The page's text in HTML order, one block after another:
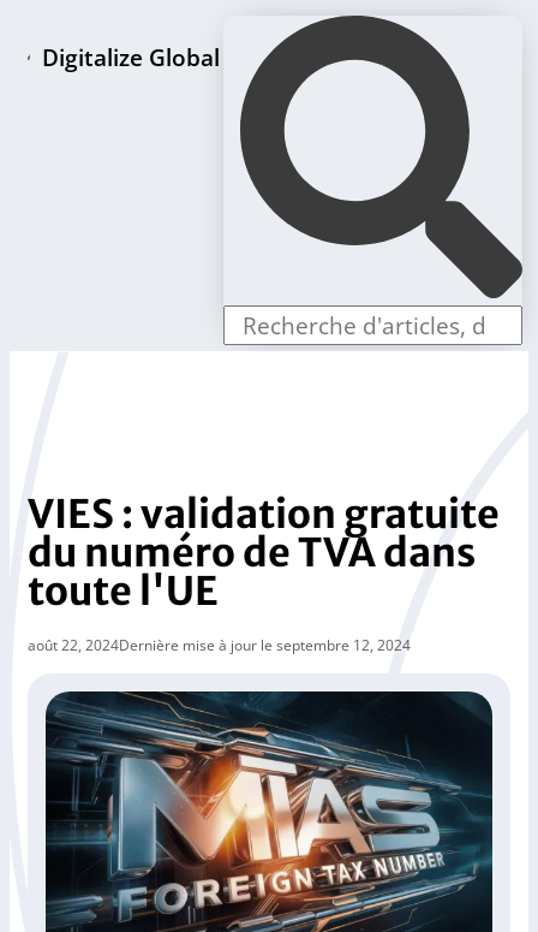
Digitalize Global
VIES : validation gratuite
du numéro de TVA dans
toute l'UE
août 22, 2024Dernière mise à jour le septembre 12, 2024